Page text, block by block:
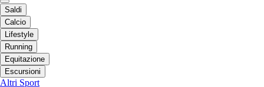
Saldi
Calcio
Lifestyle
Running
Equitazione
Escursioni
Altri Sport